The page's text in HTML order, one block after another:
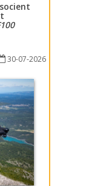
30-07-2026